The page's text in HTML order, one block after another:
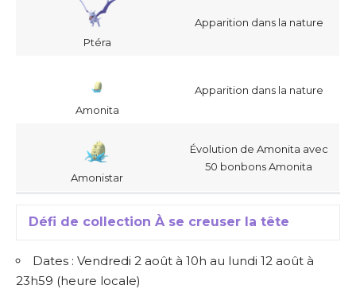
Ptéra
Apparition dans la nature
Amonita
Apparition dans la nature
Amonistar
Évolution de Amonita avec
50 bonbons Amonita
Défi de collection À se creuser la tête
Dates : Vendredi 2 août à 10h au lundi 12 août à
23h59 (heure locale)